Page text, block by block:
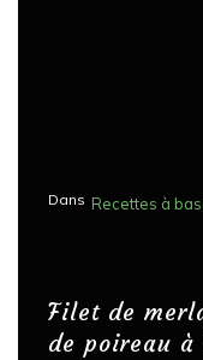
Dans Recettes à
Filet de
de poireau à